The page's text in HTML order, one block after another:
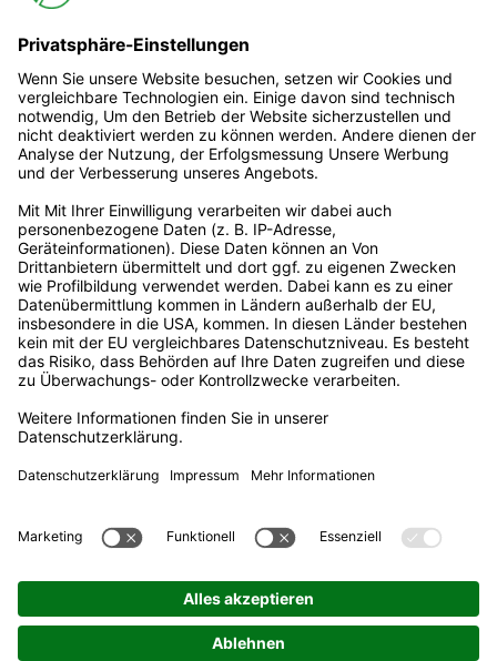
Allgemeine Hinweise
Vertragsinformationen
Stromkennzeichnung
Außergerichtliche Streitbeilegung
Steuern, Umlagen, Abgaben & Gebühren
Veröffentlichungen nach REMIT
Erklärung zur Barrierefreiheit
Rechtliches
Impressum
Datenschutz
Informationspflichten
Nutzungsbedingungen
Datenaustausch
Adresse
Lönsstraße 12
Kundenbüro
Mo - Fr: 10:00 - 13:30 Uhr und 14:00 - 18:00 Uhr
Besuchen Sie uns online